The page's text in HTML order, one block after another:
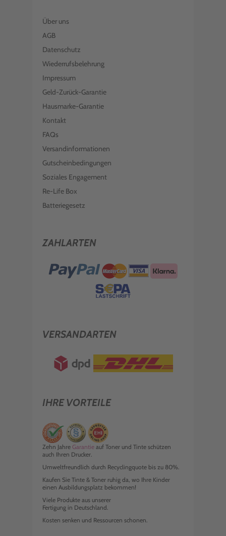
Über uns
AGB
Datenschutz
Wiederrufsbelehrung
Impressum
Geld-Zurück-Garantie
Hausmarke-Garantie
Kontakt
FAQs
Versandinformationen
Gutscheinbedingungen
Soziales Engagement
Re-Life Box
Batteriegesetz
ZAHLARTEN
VERSANDARTEN
IHRE VORTEILE
Zehn Jahre Garantie auf Toner und Tinte schützen
auch Ihren Drucker.
Umweltfreundlich durch Recyclingquote bis zu 80%.
Kaufen Sie Tinte & Toner ruhig da, wo Ihre Kinder
einen Ausbildungsplatz bekommen!
Viele Produkte aus unserer
Fertigung in Deutschland.
Kosten senken und Ressourcen schonen.